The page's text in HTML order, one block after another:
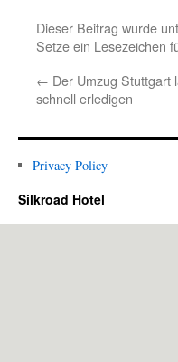
Dieser Beitrag wurde
Setze ein Lesezeichen
← Der Umzug Stuttgart
schnell erledigen
Privacy Policy
Silkroad Hotel